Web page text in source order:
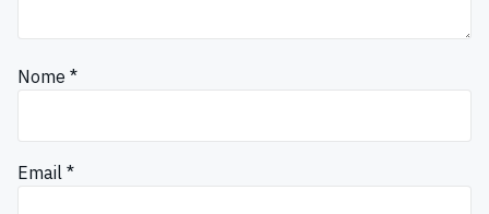
Nome *
Email *